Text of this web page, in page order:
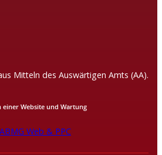
Mitteln des Auswärtigen Amts (AA).
einer Website und Wartung